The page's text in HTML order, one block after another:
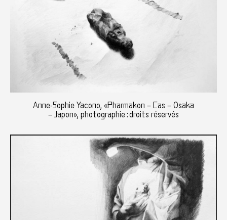
Anne-Sophie Yacono, «Pharmakon – Cas – Osaka
– Japon», photographie : droits réservés